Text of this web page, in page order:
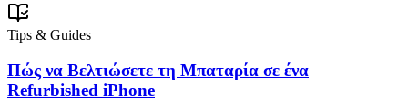
Tips & Guides
Πώς να Βελτιώσετε τη Μπαταρία σε ένα
Refurbished iPhone